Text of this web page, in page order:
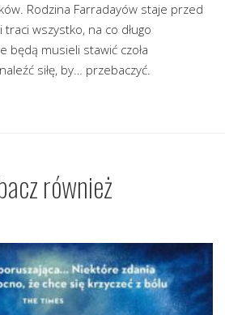
Rodzina Farradayów staje przed
wszystko, na co długo
będą musieli stawić czoła
siłę, by… przebaczyć.
również